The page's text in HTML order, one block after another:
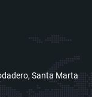
Santa Marta